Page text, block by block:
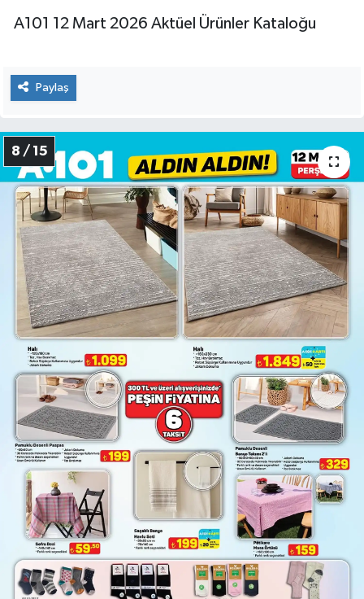
A101 12 Mart 2026 Aktüel Ürünler Kataloğu
Paylaş
8 / 15